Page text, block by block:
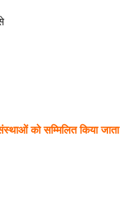
को सम्मिलित किया जाता